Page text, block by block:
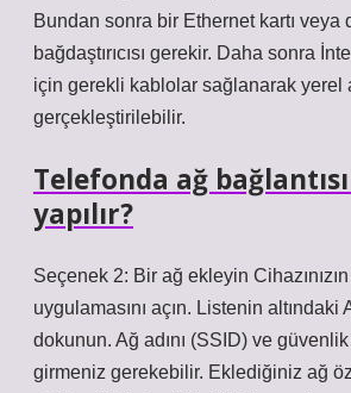
Bundan sonra bir Ethernet kartı veya
bağdaştırıcısı gerekir. Daha sonra
için gerekli kablolar sağlanarak yerel
gerçekleştirilebilir.
Telefonda ağ
yapılır?
Seçenek 2: Bir ağ ekleyin
uygulamasını açın. Listenin altındaki
dokunun. Ağ adını (SSID) ve güvenlik
girmeniz gerekebilir. Eklediğiniz ağ